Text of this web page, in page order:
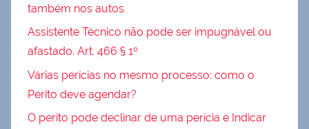
também nos autos
Assistente Técnico não pode ser impugnável ou
afastado. Art. 466 § 1º
Várias perícias no mesmo processo: como o
Perito deve agendar?
O perito pode declinar de uma perícia e Indicar